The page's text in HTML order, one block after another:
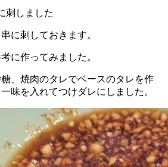
に刺しておきます。
に作ってみました。
、焼肉のタレでベースのタレを作
味を入れてつけダレにしました。